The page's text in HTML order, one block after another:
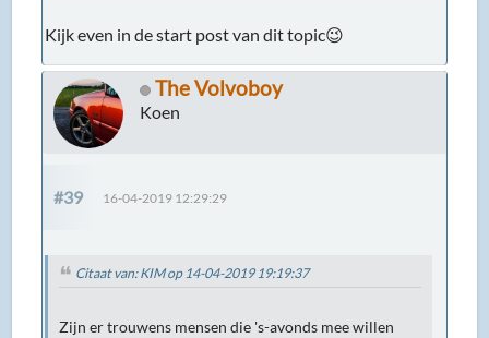
Kijk even in de start post van dit topic😉
The Volvoboy
Koen
#39 16-04-2019 12:29:29
Citaat van: KIM op 14-04-2019 19:19:37
Zijn er trouwens mensen die 's-avonds mee willen